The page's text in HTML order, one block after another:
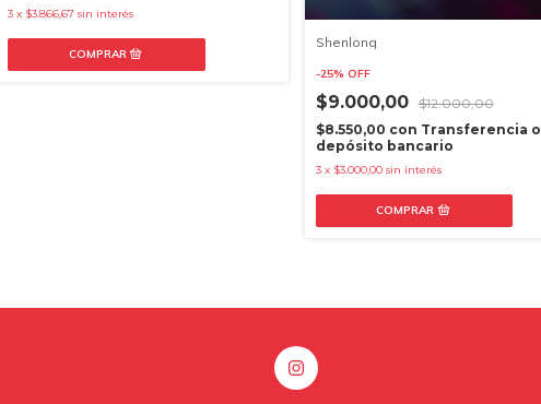
3 x $3.866,67 sin interés
Shenlong
-25% OFF
$9.000,00 $12.000,00
$8.550,00 con Transferencia o
depósito bancario
3 x $3.000,00 sin interés